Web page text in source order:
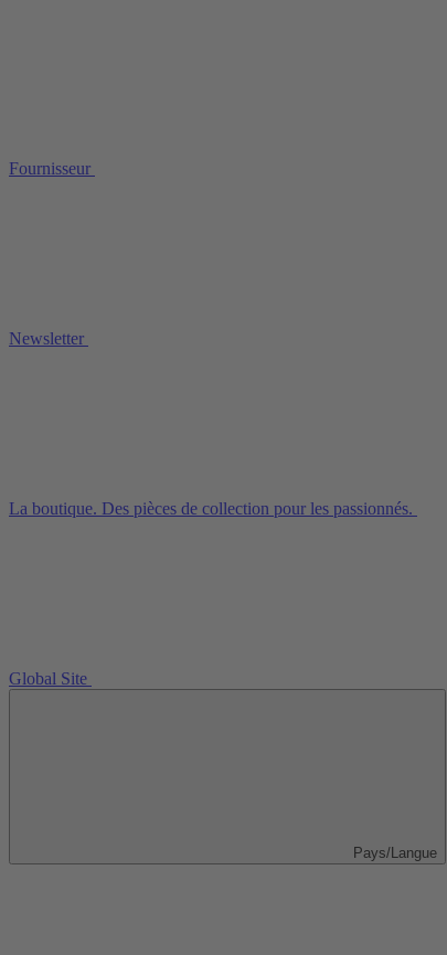
Fournisseur
Newsletter
La boutique. Des pièces de collection pour les passionnés.
Global Site
Pays/Langue